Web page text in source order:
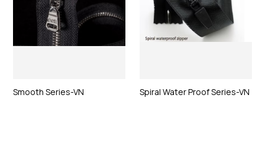
Smooth Series-VN Spiral Water Proof Series-VN